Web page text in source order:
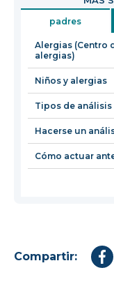
padres
Alergias (Centro
alergias)
Niños y alergias
Tipos de análisis
Hacerse un
Cómo actuar
Compartir: